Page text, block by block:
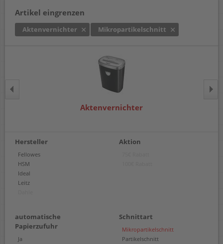
Artikel eingrenzen
Aktenvernichter Mikropartikelschnitt
Aktenvernichter
Hersteller
Fellowes
HSM
Ideal
Leitz
Aktion
automatische
Papierzufuhr
Ja
Schnittart
Mikropartikelschnitt
Partikelschnitt